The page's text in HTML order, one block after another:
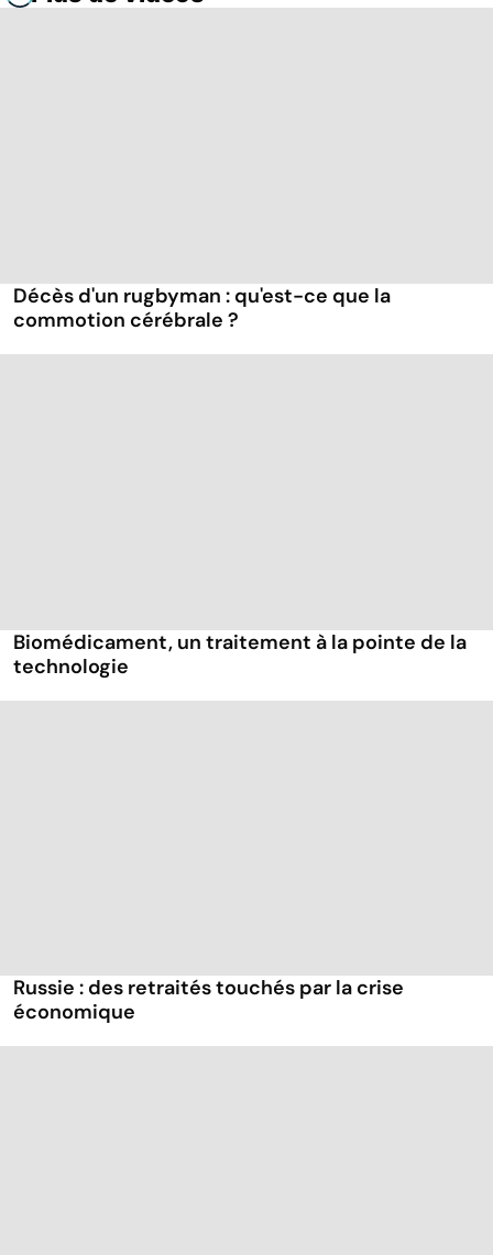
Décès d'un rugbyman : qu'est-ce que la
commotion cérébrale ?
Biomédicament, un traitement à la pointe de la
technologie
Russie : des retraités touchés par la crise
économique